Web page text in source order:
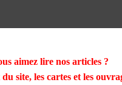
aimez lire nos articles ?
site, les cartes et les